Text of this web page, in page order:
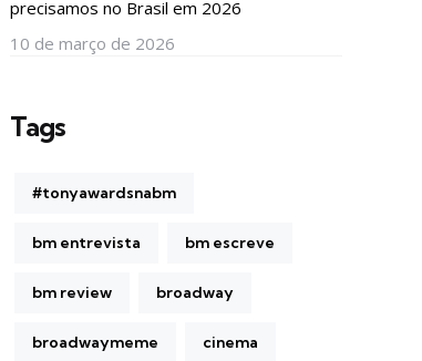
precisamos no Brasil em 2026
10 de março de 2026
Tags
#tonyawardsnabm
bm entrevista bm escreve
bm review broadway
broadwaymeme cinema